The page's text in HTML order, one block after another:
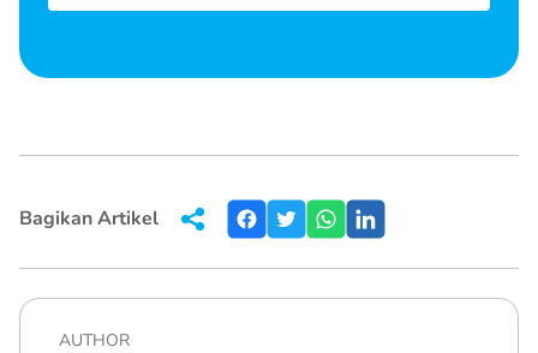
Bagikan Artikel
AUTHOR